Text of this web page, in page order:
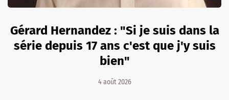
Gérard Hernandez : "Si je suis dans la
série depuis 17 ans c'est que j'y suis
bien"
4 août 2026